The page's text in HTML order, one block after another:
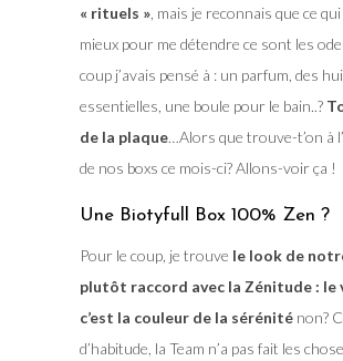
« rituels », mais je reconnais que ce
mieux pour me détendre ce sont les
coup j’avais pensé à : un parfum, des
essentielles, une boule pour le bain..?
de la plaque…Alors que trouve-t’on à
de nos boxs ce mois-ci? Allons-voir ça !
Une Biotyfull Box 100% Zen ?
Pour le coup, je trouve le look de
plutôt raccord avec la Zénitude : le
c’est la couleur de la séréniténon?
d’habitude, la Team n’a pas fait les